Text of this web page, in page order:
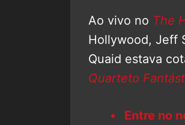
Ao vivo no The
Hollywood, Jeff
Quaid estava
Quarteto
Entre no